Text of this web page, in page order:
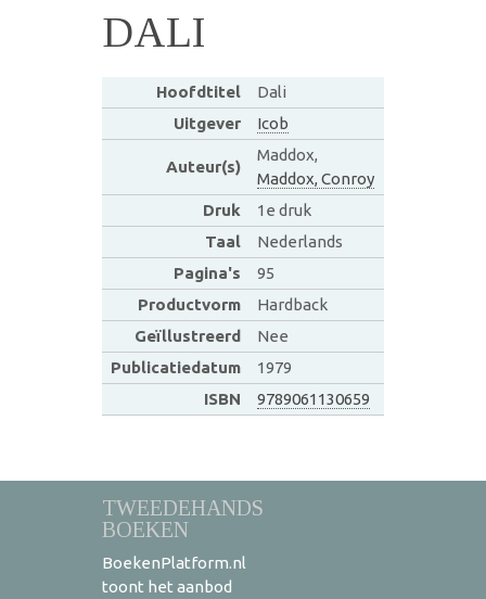
DALI
Hoofdtitel
Dali
Uitgever
Icob
Auteur(s)
Maddox,
Maddox, Conroy
Druk
1e druk
Taal
Nederlands
Pagina's
95
Productvorm
Hardback
Geïllustreerd
Nee
Publicatiedatum
1979
ISBN
9789061130659
TWEEDEHANDS
BOEKEN
BoekenPlatform.nl
toont het aanbod